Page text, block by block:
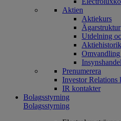
Aktien
Aktiekurs
Ägarstruktur
Utdelning
Aktiehistorik
Insynshandel
Prenumerera
Investor Relations
IR kontakter
Bolagsstyrning
Bolagsstyrning